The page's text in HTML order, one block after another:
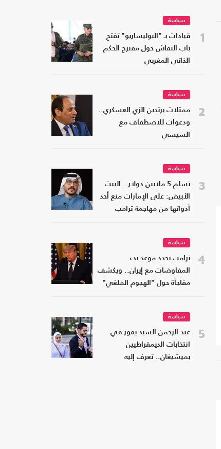
1
سياسة
قيادات بـ "البوليساريو" تفتح
باب النقاش حول مقترح الحكم
الذاتي المغربي
2
سياسة
ممثلات يرتدين الزي العسكري..
ودعوات للاصطفاف مع
السيسي
3
سياسة
تسلم 5 ملايين دولار.. البيت
الأبيض: على الإمارات منع أحد
أدواتها من مهاجمة ترامب
4
سياسة
ترامب يحدد موعد بدء
المفاوضات مع إيران.. ويكشف
مفاجأة حول "الهجوم الملغي"
5
سياسة
عبد الرحمن السيد يفوز في
انتخابات الديمقراطيين
بميشيغان.. تعرف إليه